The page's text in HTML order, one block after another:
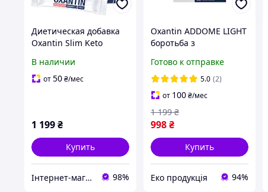
Диетическая добавка
Oxantin Slim Keto
4,5 г
В наличии
от50₴/мес
1 199₴
Купить
Інтернет-магазин спортивного харчування у Вінниці «Kings Nutrition» 98%
Oxantin ADDOME LIGHT
боротьба з
та легке травлення ,60
таб.
Готово к отправке
5.0 (2)
от 100₴/мес
998₴
1 199 ₴
Купить
Еко продукція 94%